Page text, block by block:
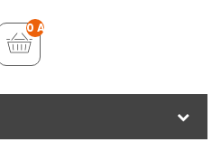
0 Artikel - €0,00